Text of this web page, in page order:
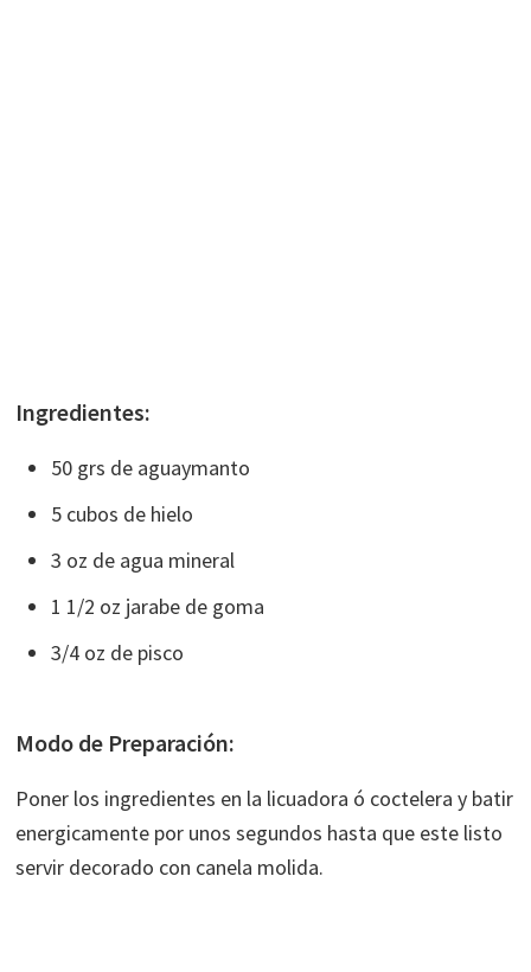
Ingredientes:
50 grs de aguaymanto
5 cubos de hielo
3 oz de agua mineral
1 1/2 oz jarabe de goma
3/4 oz de pisco
Modo de Preparación:
Poner los ingredientes en la licuadora ó coctelera y batir
energicamente por unos segundos hasta que este listo
servir decorado con canela molida.